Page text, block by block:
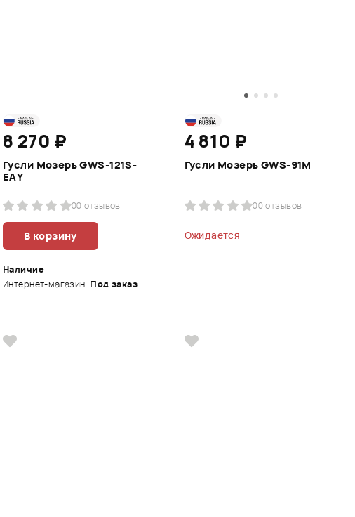
8 270 ₽
Гусли Мозеръ GWS-121S-
EAY
00 отзывов
В корзину
Наличие
Интернет-магазин Под заказ
4 810 ₽
Гусли Мозеръ GWS-91M
00 отзывов
Ожидается